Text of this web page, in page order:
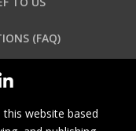
(FAQ)
website based